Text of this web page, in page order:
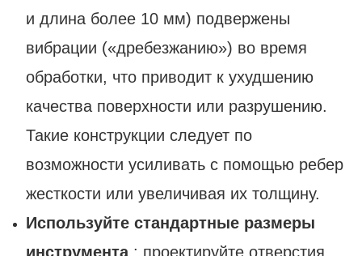
и длина более 10 мм) подвержены
вибрации («дребезжанию») во время
обработки, что приводит к ухудшению
качества поверхности или разрушению.
Такие конструкции следует по
возможности усиливать с помощью ребер
жесткости или увеличивая их толщину.
Используйте стандартные размеры
инструмента : проектируйте отверстия,